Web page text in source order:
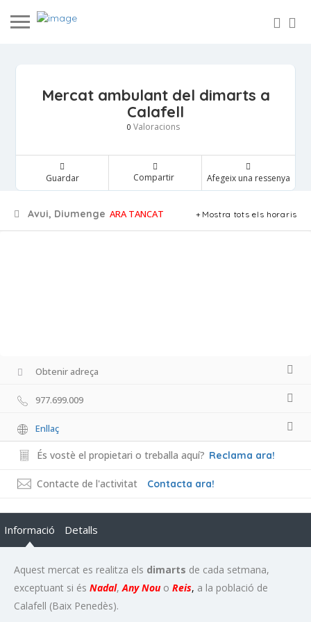
Mercat ambulant del dimarts a
Calafell
0 Valoracions
Guardar Compartir Afegeix una ressenya
Avui, Diumenge ARA TANCAT Mostra tots els horaris
Obtenir adreça
977.699.009
Enllaç
És vostè el propietari o treballa aquí? Reclama ara!
Contacte de l'activitat Contacta ara!
Informació Detalls
Aquest mercat es realitza els dimarts de cada setmana,
exceptuant si és Nadal,Any Nouo Reis, a la població de
Calafell (Baix Penedès).